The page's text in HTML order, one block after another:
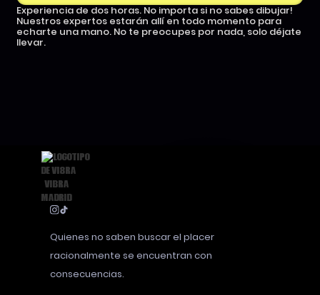
Experiencia de dos horas. No importa si no sabes dibujar!
Nuestros expertos estarán allí en todo momento para
echarte una mano. No te preocupes por nada, solo déjate
llevar.
Quienes no saben buscar el placer
racionalmente se encuentran con
consecuencias.